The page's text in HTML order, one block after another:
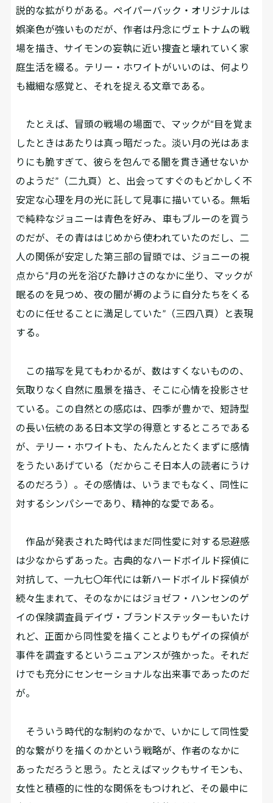
説的な拡がりがある。ペイパーバック・オリジナルは
娯楽色が強いものだが、作者は丹念にヴェトナムの戦
場を描き、サイモンの妄執に近い捜査と壊れていく家
庭生活を綴る。テリー・ホワイトがいいのは、何より
も繊細な感覚と、それを捉える文章である。
たとえば、冒頭の戦場の場面で、マックが“目を覚ま
したときはあたりは真っ暗だった。淡い月の光はあま
りにも脆すぎて、彼らを包んでる闇を貫き通せないか
のようだ”（二九頁）と、出会ってすぐのもどかしく不
安定な心理を月の光に託して見事に描いている。無垢
で純粋なジョニーは青色を好み、車もブルーのを買う
のだが、その青ははじめから使われていたのだし、二
人の関係が安定した第三部の冒頭では、ジョニーの視
点から“月の光を浴びた静けさのなかに坐り、マックが
眠るのを見つめ、夜の闇が褥のように自分たちをくる
むのに任せることに満足していた”（三四八頁）と表現
する。
この描写を見てもわかるが、数はすくないものの、
気取りなく自然に風景を描き、そこに心情を投影させ
ている。この自然との感応は、四季が豊かで、短詩型
の長い伝統のある日本文学の得意とするところである
が、テリー・ホワイトも、たんたんとたくまずに感情
をうたいあげている（だからこそ日本人の読者にうけ
るのだろう）。その感情は、いうまでもなく、同性に
対するシンパシーであり、精神的な愛である。
作品が発表された時代はまだ同性愛に対する忌避感
は少なからずあった。古典的なハードボイルド探偵に
対抗して、一九七〇年代には新ハードボイルド探偵が
続々生まれて、そのなかにはジョゼフ・ハンセンのゲ
イの保険調査員デイヴ・ブランドステッターもいたけ
れど、正面から同性愛を描くことよりもゲイの探偵が
事件を調査するというニュアンスが強かった。それだ
けでも充分にセンセーショナルな出来事であったのだ
が。
そういう時代的な制約のなかで、いかにして同性愛
的な繋がりを描くのかという戦略が、作者のなかに
あっただろうと思う。たとえばマックもサイモンも、
女性と積極的に性的な関係をもつけれど、その最中に